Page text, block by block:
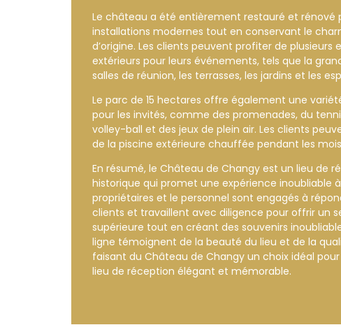
Le château a été entièrement restauré et rénové
installations modernes tout en conservant le
d’origine. Les clients peuvent profiter de plusieurs
extérieurs pour leurs événements, tels que la
salles de réunion, les terrasses, les jardins et les
Le parc de 15 hectares offre également une
pour les invités, comme des promenades, du
volley-ball et des jeux de plein air. Les clients
de la piscine extérieure chauffée pendant les mois
En résumé, le Château de Changy est un lieu de
historique qui promet une expérience inoubliable à
propriétaires et le personnel sont engagés à
clients et travaillent avec diligence pour offrir un
supérieure tout en créant des souvenirs
ligne témoignent de la beauté du lieu et de la
faisant du Château de Changy un choix idéal
lieu de réception élégant et mémorable.